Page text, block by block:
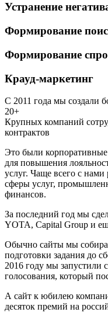
Устранение
Формирование
Формирование
Крауд-маркетинг
С 2011 года мы создали
20+
Крупных компаний
контрактов
Это были
для повышения
услуг. Чаще всего с
сферы услуг,
финансов.
За последний год мы
YOTA, Capital Group и
Обычно сайты мы
подготовки задания до
2016 году мы запустили
голосования, который
А сайт к юбилею
десяток премий на